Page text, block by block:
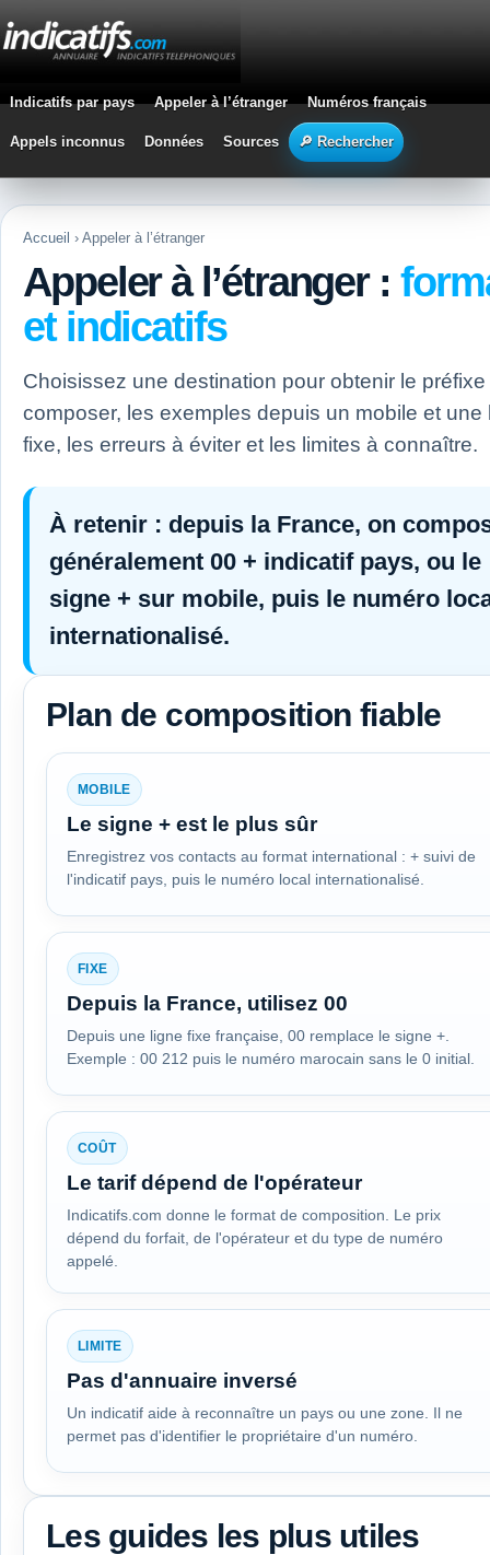
Indicatifs par pays Appeler à l’étranger Numéros français
Appels inconnus Données Sources 🔎 Rechercher
Accueil › Appeler à l’étranger
Appeler à l’étranger :
et indicatifs
Choisissez une destination pour obtenir le préfixe
composer, les exemples depuis un mobile et une
fixe, les erreurs à éviter et les limites à connaître.
À retenir : depuis la France, on
généralement 00 + indicatif pays, ou le
signe + sur mobile, puis le numéro
internationalisé.
Plan de composition fiable
MOBILE
Le signe + est le plus sûr
Enregistrez vos contacts au format international : + suivi de
l'indicatif pays, puis le numéro local internationalisé.
FIXE
Depuis la France, utilisez 00
Depuis une ligne fixe française, 00 remplace le signe +.
Exemple : 00 212 puis le numéro marocain sans le 0 initial.
COÛT
Le tarif dépend de l'opérateur
Indicatifs.com donne le format de composition. Le prix
dépend du forfait, de l'opérateur et du type de numéro
appelé.
LIMITE
Pas d'annuaire inversé
Un indicatif aide à reconnaître un pays ou une zone. Il ne
permet pas d'identifier le propriétaire d'un numéro.
Les guides les plus utiles